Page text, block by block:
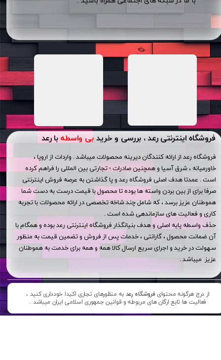
فروشگاه اینترنتی رعد ، بررسی و خرید بی واسطه با رعد
فروشگاه رعد از ارائه کنندگان دیرینه محصولات میباشد . واردات از اروپا ،
خاورمیانه ، شرق آسیا و همچنین صادرات ؛ تجارتی بین المللی را فراهم کرده
است . عمدتا هدف اصلی فروشگاه رعد و پا گذاشتن به عرصه فروش اینترنتی
صرفا برای از بین بردن واسته ها بوده تا محصول با قیمت درست به دست شما
هموطنان عزیز برسد ، که شامل چند شاخه تخصصی در ارائه محصولات با تجربه
کاری و فعالیت های سازماندهی شده است .
حذف واسطه پایه اصلی و هدف بنیانگذار فروشگاه اینترنتی رعد بوده و همگام با
آن ضمانت محصول ، گارانتی ، خدمات پس از فروش و تضمین قیمت به منظور
سهولت در خرید و اجرای سریع ارسال کالا همه و همه برای خدمت به هموطنان
عزیز میباشد .
از درج هرگونه محتوایفروشگاه رعد به منظورهای تجاری اکیدا خودداری کنید ،
فعالیت ها تابع ارگان های مربوطه و قوانین جمهوری اسلامی ایران میباشد .​​​​​​​